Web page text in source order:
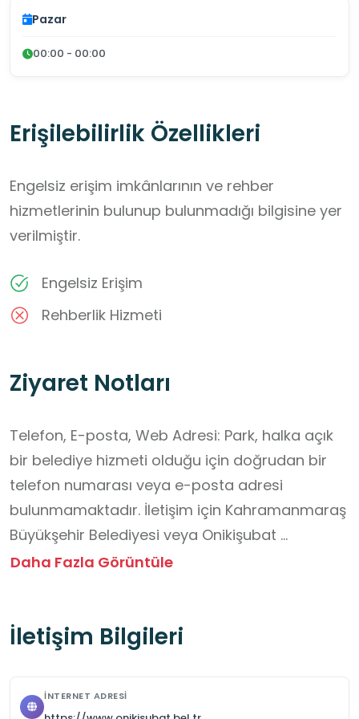
Pazar
00:00 - 00:00
Erişilebilirlik Özellikleri
Engelsiz erişim imkânlarının ve rehber
hizmetlerinin bulunup bulunmadığı bilgisine yer
verilmiştir.
Engelsiz Erişim
Rehberlik Hizmeti
Ziyaret Notları
Telefon, E-posta, Web Adresi: Park, halka açık
bir belediye hizmeti olduğu için doğrudan bir
telefon numarası veya e-posta adresi
bulunmamaktadır. İletişim için Kahramanmaraş
Büyükşehir Belediyesi veya Onikişubat
Belediyesi kanalları kullanılabilir.
kısıtlaması bulunmaz ve 7/24 ziyarete açıktır.
Geniş ve Ferah: Ziyaretçiler parkın genel olarak
Daha Fazla Görüntüle
İletişim Bilgileri
İNTERNET ADRESI